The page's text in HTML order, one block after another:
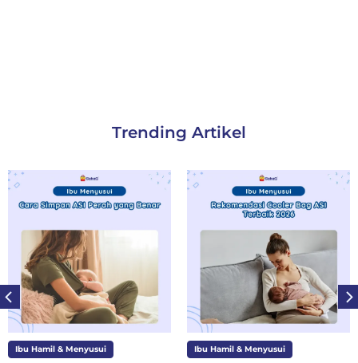
Trending Artikel
Hamil & Menyusui Ibu Hamil & Menyusui